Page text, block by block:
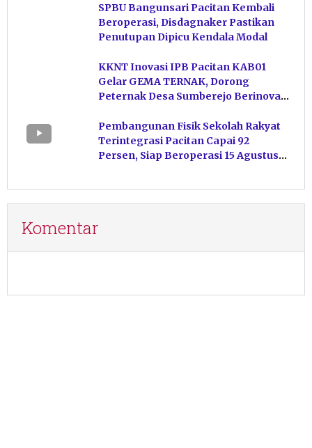
SPBU Bangunsari Pacitan Kembali
Beroperasi, Disdagnaker Pastikan
Penutupan Dipicu Kendala Modal
KKNT Inovasi IPB Pacitan KAB01
Gelar GEMA TERNAK, Dorong
Peternak Desa Sumberejo Berinovasi
Pembangunan Fisik Sekolah Rakyat
Terintegrasi Pacitan Capai 92
Persen, Siap Beroperasi 15 Agustus
Komentar